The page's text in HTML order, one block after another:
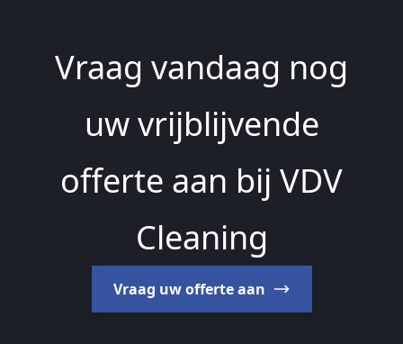
Vraag vandaag nog
uw vrijblijvende
offerte aan bij VDV
Cleaning
Vraag uw offerte aan